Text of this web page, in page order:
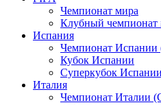
Чемпионат мира
Клубный чемпионат
Испания
Чемпионат Испании
Кубок Испании
Суперкубок Испании
Италия
Чемпионат Италии